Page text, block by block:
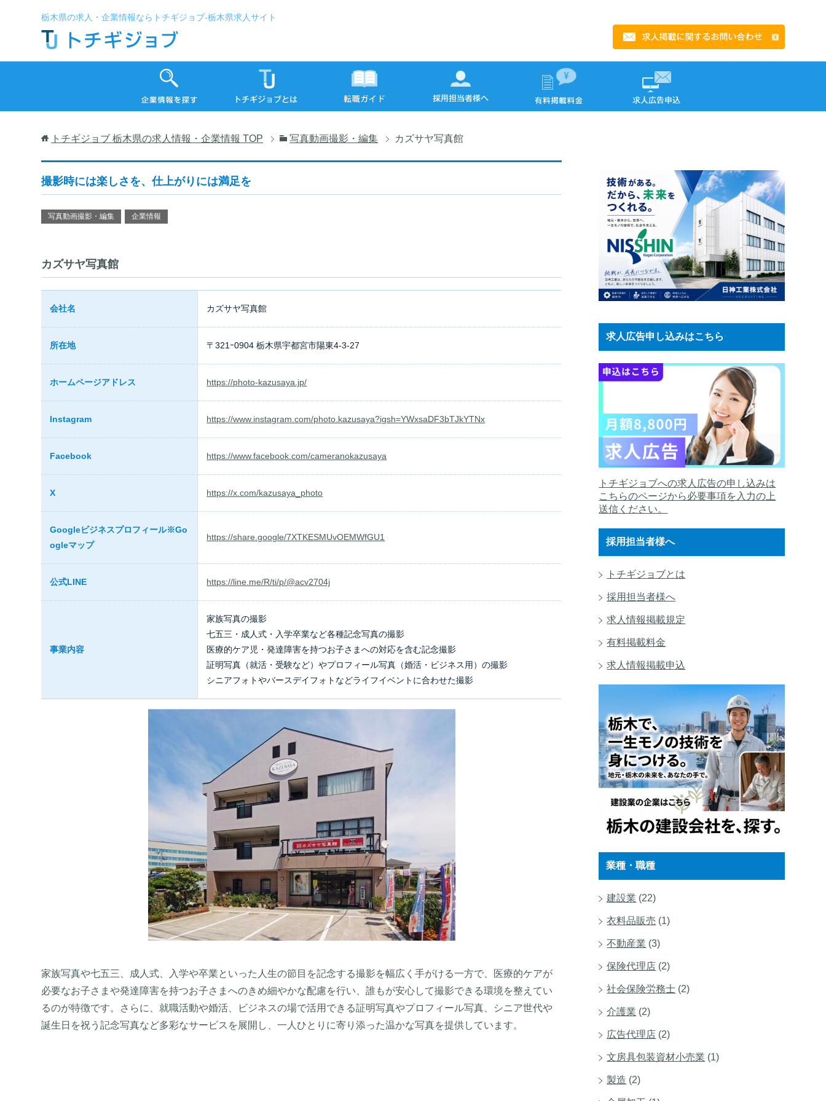
栃木県の求人・企業情報ならトチギジョブ-栃木県求人サイト
トチギジョブ 栃木県の求人情報・企業情報 TOP 写真動画撮影・編集 カズサヤ写真館
撮影時には楽しさを、仕上がりには満足を
写真動画撮影・編集 企業情報
カズサヤ写真館
会社名 カズサヤ写真館
所在地 〒321ｰ0904 栃木県宇都宮市陽東4-3-27
ホームページアドレス https://photo-kazusaya.jp/
Instagram https://www.instagram.com/photo.kazusaya?igsh=YWxsaDF3bTJkYTNx
Facebook https://www.facebook.com/cameranokazusaya
X https://x.com/kazusaya_photo
Googleビジネスプロフィール※Go
ogleマップ
https://share.google/7XTKESMUvOEMWfGU1
公式LINE https://line.me/R/ti/p/@acv2704j
事業内容
家族写真の撮影
七五三・成人式・入学卒業など各種記念写真の撮影
医療的ケア児・発達障害を持つお子さまへの対応を含む記念撮影
証明写真（就活・受験など）やプロフィール写真（婚活・ビジネス用）の撮影
シニアフォトやバースデイフォトなどライフイベントに合わせた撮影
家族写真や七五三、成人式、入学や卒業といった人生の節目を記念する撮影を幅広く手がける一方で、医療的ケアが
必要なお子さまや発達障害を持つお子さまへのきめ細やかな配慮を行い、誰もが安心して撮影できる環境を整えてい
るのが特徴です。さらに、就職活動や婚活、ビジネスの場で活用できる証明写真やプロフィール写真、シニア世代や
誕生日を祝う記念写真など多彩なサービスを展開し、一人ひとりに寄り添った温かな写真を提供しています。
求人広告申し込みはこちら
トチギジョブへの求人広告の申し込みは
こちらのページから必要事項を入力の上
送信ください。
採用担当者様へ
トチギジョブとは
採用担当者様へ
求人情報掲載規定
有料掲載料金
求人情報掲載申込
業種・職種
建設業 (22)
衣料品販売 (1)
不動産業 (3)
保険代理店 (2)
社会保険労務士 (2)
介護業 (2)
広告代理店 (2)
文房具包装資材小売業 (1)
製造 (2)